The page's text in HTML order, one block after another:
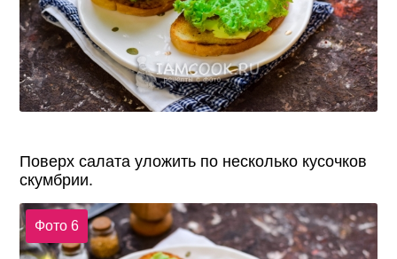
Поверх салата уложить по несколько кусочков
скумбрии.
Фото 6